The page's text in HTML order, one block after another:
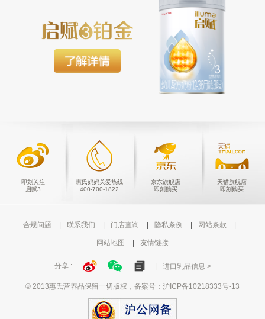
即刻关注
启赋3
惠氏妈妈关爱热线
400-700-1822
京东旗舰店
即刻购买
天猫旗舰店
即刻购买
合规问题 联系我们 门店查询 隐私条例 网站条款
网站地图 友情链接
分享 : 进口乳品信息 >
© 2013惠氏营养品保留一切版权，备案号： 沪ICP备10218333号-13